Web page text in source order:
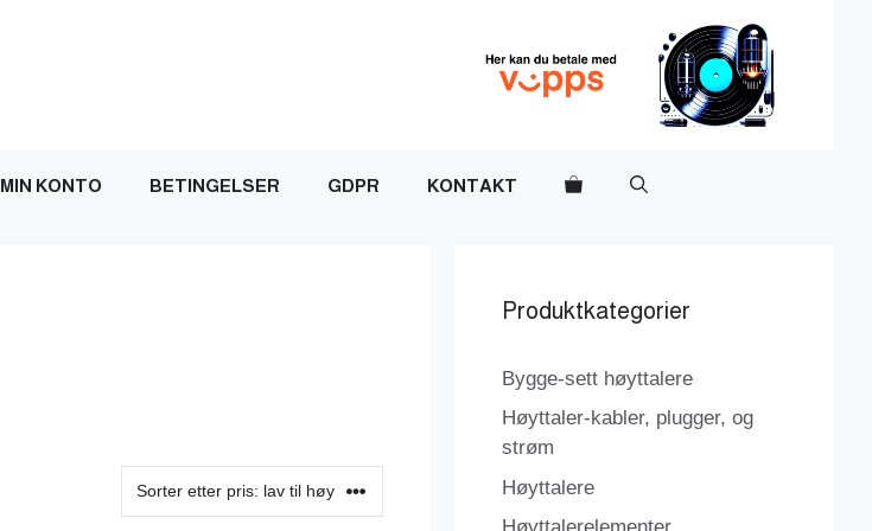
MIN KONTO BETINGELSER GDPR KONTAKT
Produktkategorier
Bygge-sett høyttalere
Høyttaler-kabler, plugger, og
strøm
Høyttalere